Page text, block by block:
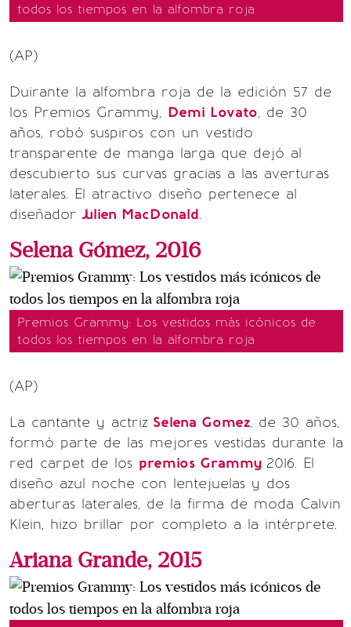
todos los tiempos en la alfombra roja
(AP)
Duirante la alfombra roja de la edición 57 de
los Premios Grammy, Demi Lovato, de 30
años, robó suspiros con un vestido
transparente de manga larga que dejó al
descubierto sus curvas gracias a las averturas
laterales. El atractivo diseño pertenece al
diseñador Julien MacDonald.
Selena Gómez, 2016
Premios Grammy: Los vestidos más icónicos de
todos los tiempos en la alfombra roja
(AP)
La cantante y actriz Selena Gomez, de 30 años,
formó parte de las mejores vestidas durante la
red carpet de los premios Grammy 2016. El
diseño azul noche con lentejuelas y dos
aberturas laterales, de la firma de moda Calvin
Klein, hizo brillar por completo a la intérprete.
Ariana Grande, 2015